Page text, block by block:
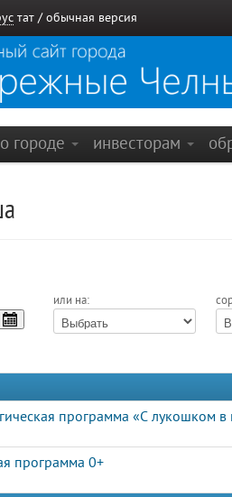
тат / обычная версия
о городе инвесторам
или на:
программа «С лукошком в
программа 0+